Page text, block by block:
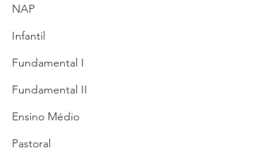
NAP
Infantil
Fundamental I
Fundamental II
Ensino Médio
Pastoral